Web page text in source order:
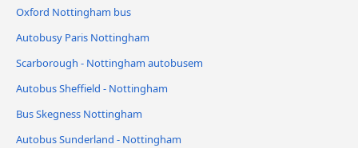
Oxford Nottingham bus
Autobusy Paris Nottingham
Scarborough - Nottingham autobusem
Autobus Sheffield - Nottingham
Bus Skegness Nottingham
Autobus Sunderland - Nottingham